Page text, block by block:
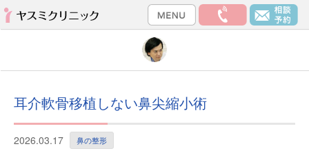
耳介軟骨移植しない鼻尖縮小術
2026.03.17 鼻の整形